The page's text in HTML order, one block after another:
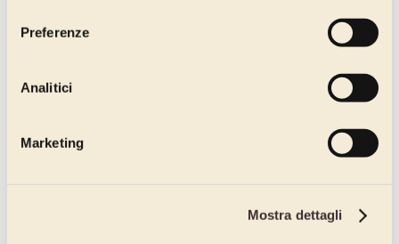
Preferenze
Analitici
Marketing
Mostra dettagli